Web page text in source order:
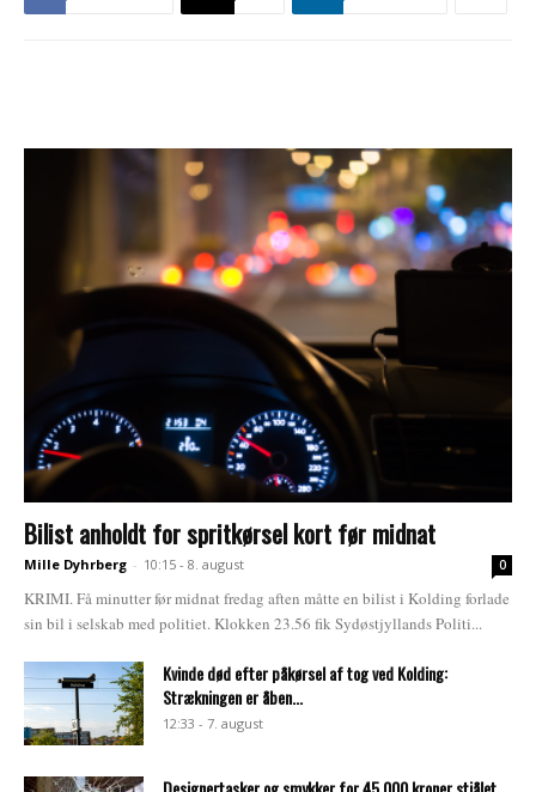
Bilist anholdt for spritkørsel kort før midnat
Mille Dyhrberg - 10:15 - 8. august 0
KRIMI. Få minutter før midnat fredag aften måtte en bilist i Kolding forlade
sin bil i selskab med politiet. Klokken 23.56 fik Sydøstjyllands Politi...
Kvinde død efter påkørsel af tog ved Kolding:
Strækningen er åben...
12:33 - 7. august